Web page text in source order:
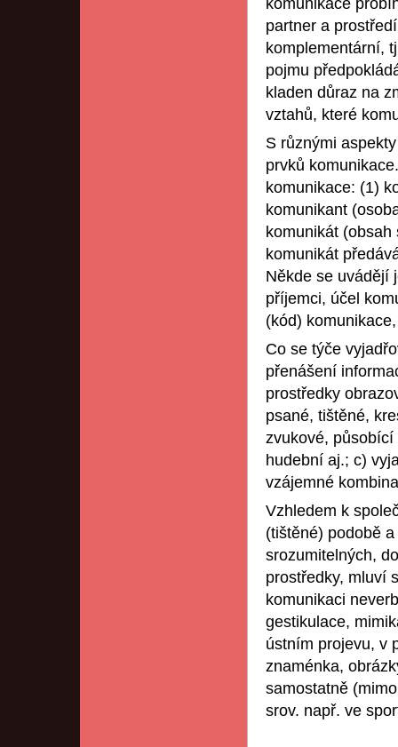
komunikace
partner a
komplementární,
pojmu
kladen důraz na
vztahů, které
S různými
prvků
komunikace: (1)
komunikant
komunikát
komunikát
Někde se uvádějí
příjemci, účel
(kód)
Co se týče
přenášení
prostředky
psané, tištěné,
zvukové,
hudební aj.; c)
vzájemné
Vzhledem k
(tištěné) podobě
srozumitelných,
prostředky, mluví
komunikaci
gestikulace,
ústním projevu, v
znaménka,
samostatně
srov. např. ve